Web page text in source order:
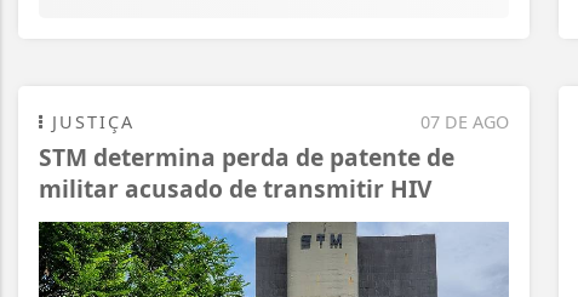
07 DE AGO
JUSTIÇA
STM determina perda de patente de
militar acusado de transmitir HIV